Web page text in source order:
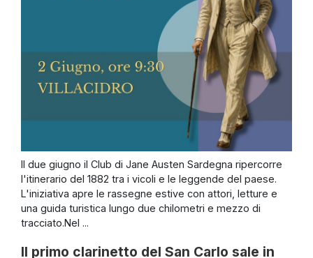
Il due giugno il Club di Jane Austen Sardegna ripercorre
l'itinerario del 1882 tra i vicoli e le leggende del paese.
L'iniziativa apre le rassegne estive con attori, letture e
una guida turistica lungo due chilometri e mezzo di
tracciato.Nel ...
Il primo clarinetto del San Carlo sale in